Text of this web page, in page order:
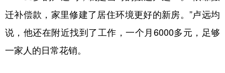
迁补偿款，家里修建了居住环境更好的新房。”卢远均
说，他还在附近找到了工作，一个月6000多元，足够
一家人的日常花销。